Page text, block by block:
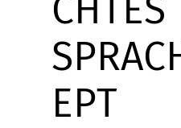
CHTES
EPT